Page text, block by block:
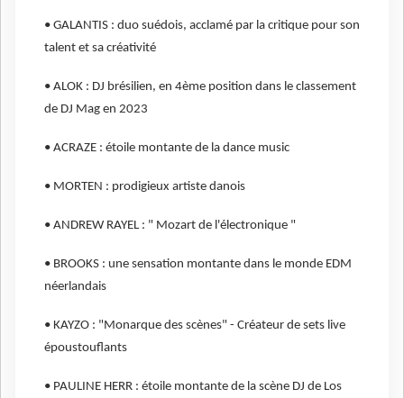
• GALANTIS : duo suédois, acclamé par la critique pour son
talent et sa créativité
• ALOK : DJ brésilien, en 4ème position dans le classement
de DJ Mag en 2023
• ACRAZE : étoile montante de la dance music
• MORTEN : prodigieux artiste danois
• ANDREW RAYEL : " Mozart de l'électronique "
• BROOKS : une sensation montante dans le monde EDM
néerlandais
• KAYZO : "Monarque des scènes" - Créateur de sets live
époustouflants
• PAULINE HERR : étoile montante de la scène DJ de Los